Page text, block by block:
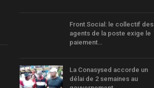
Front Social: le collectif des
agents de la poste exige le
paiement…
La Conasysed accorde un
délai de 2 semaines au